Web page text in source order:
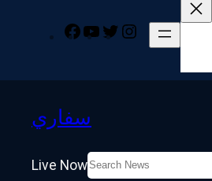
Facebook
YouTube
TwitterInstagram
سفاري
Live NowSearch